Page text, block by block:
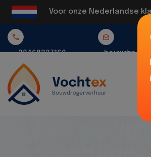
Voor onze Nederlandse
+32468337160